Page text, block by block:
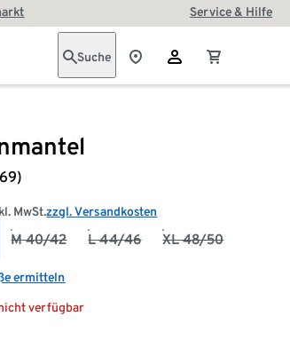
Service & Hilfe
Suche
MwSt.zzgl. Versandkosten
M 40/42 L 44/46 XL 48/50
ermitteln
verfügbar